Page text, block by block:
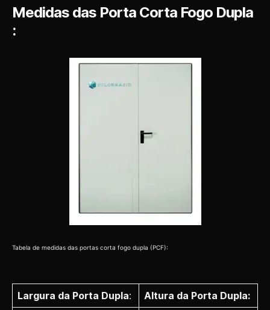
Medidas das Porta Corta Fogo Dupla
:
Tabela de medidas das portas corta fogo dupla (PCF):
Largura da Porta Dupla:
Altura da Porta Dupla: